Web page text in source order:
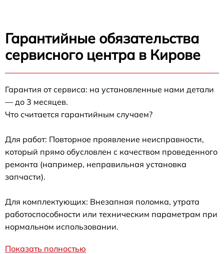
Гарантийные обязательства
сервисного центра в Кирове
Гарантия от сервиса: на установленные нами детали
— до 3 месяцев.
Что считается гарантийным случаем?
Для работ: Повторное проявление неисправности,
который прямо обусловлен с качеством проведенного
ремонта (например, неправильная установка
запчасти).
Для комплектующих: Внезапная поломка, утрата
работоспособности или техническим параметрам при
нормальном использовании.
Показать полностью